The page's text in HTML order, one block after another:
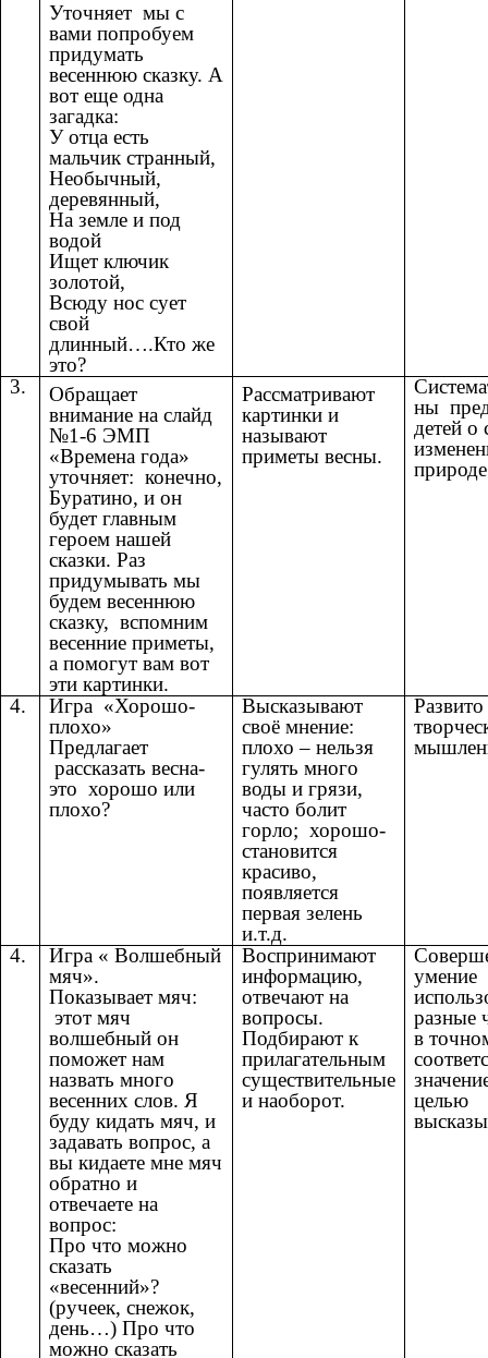
Уточняет мы с
вами попробуем
придумать
весеннюю сказку. А
вот еще одна
загадка:
У отца есть
мальчик странный,
Необычный,
деревянный,
На земле и под
водой
Ищет ключик
золотой,
Всюду нос сует
свой
длинный….Кто же
это?
3.
Обращает
внимание на слайд
№1-6 ЭМП
«Времена года»
уточняет: конечно,
Буратино, и он
будет главным
героем нашей
сказки. Раз
придумывать мы
будем весеннюю
сказку, вспомним
весенние приметы,
а помогут вам вот
эти картинки.
Рассматривают
картинки и
называют
приметы весны.
ны
детей о
4.
Игра «Хорошо-
плохо»
Предлагает
рассказать весна-
это хорошо или
плохо?
Высказывают
своё мнение:
плохо – нельзя
гулять много
воды и грязи,
часто болит
горло; хорошо-
становится
красиво,
появляется
первая зелень
и.т.д.
Развито
4.
Игра « Волшебный
мяч».
Показывает мяч:
этот мяч
волшебный он
поможет нам
назвать много
весенних слов. Я
буду кидать мяч, и
задавать вопрос, а
вы кидаете мне мяч
обратно и
отвечаете на
вопрос:
Про что можно
сказать
«весенний»?
(ручеек, снежок,
день…) Про что
можно сказать
Воспринимают
информацию,
отвечают на
вопросы.
Подбирают к
прилагательным
существительные
и наоборот.
умение
разные
в
целью